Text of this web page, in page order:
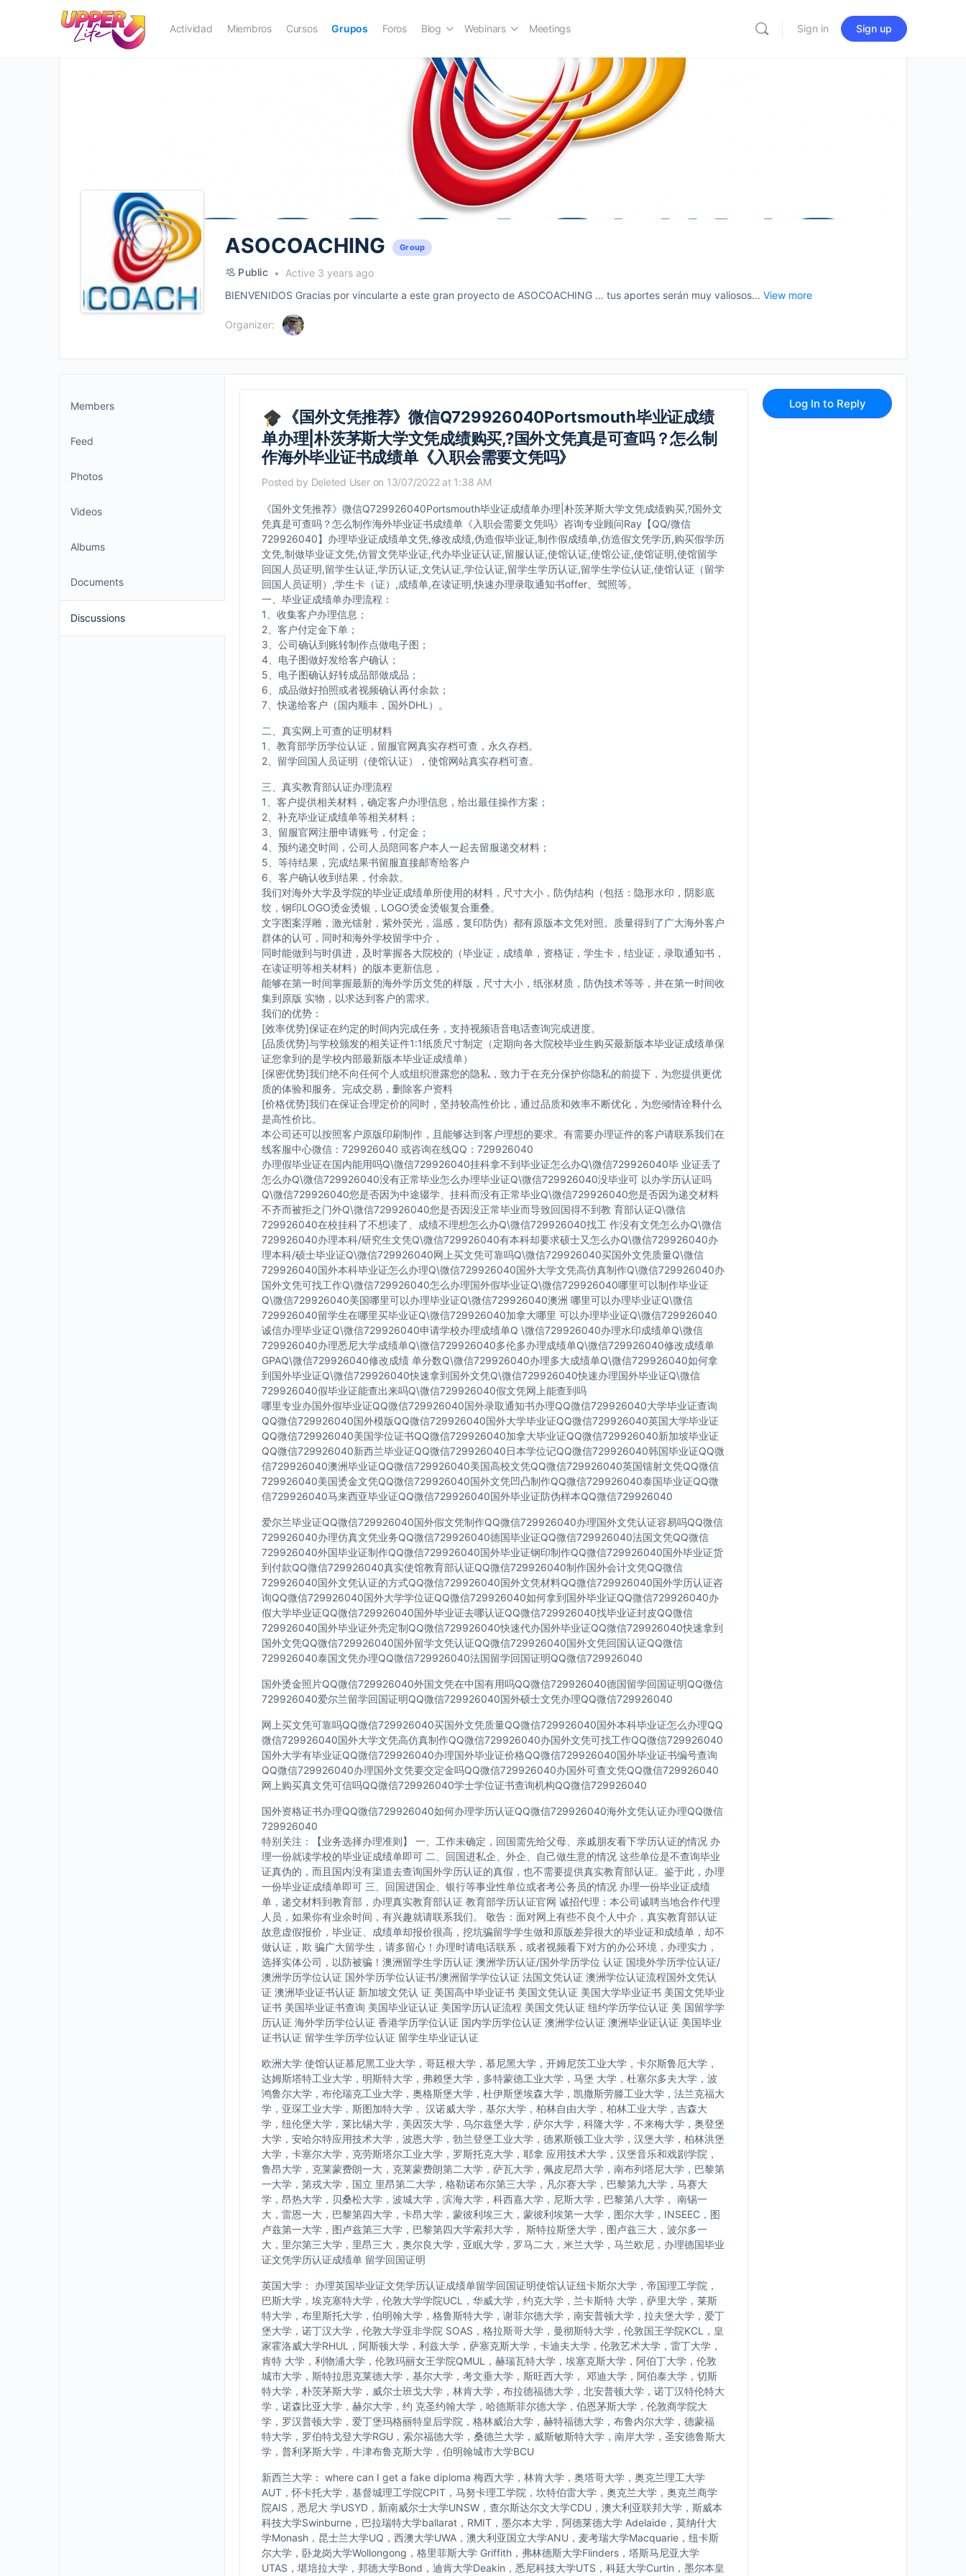
Actividad Miembros Cursos Grupos Foros Blog Webinars Meetings Sign in Sign up
ASOCOACHING Group
Public
Active 3 years ago
BIENVENIDOS Gracias por vincularte a este gran proyecto de ASOCOACHING … tus aportes serán muy valiosos... View more
Organizer:
Members
Feed
Photos
Videos
Albums
Documents
Discussions
《国外文凭推荐》微信Q729926040Portsmouth毕业证成绩
单办理|朴茨茅斯大学文凭成绩购买,?国外文凭真是可查吗？怎么制
作海外毕业证书成绩单《入职会需要文凭吗》
Posted by Deleted User on 13/07/2022 at 1:38 AM
《国外文凭推荐》微信Q729926040Portsmouth毕业证成绩单办理|朴茨茅斯大学文凭成绩购买,?国外文
凭真是可查吗？怎么制作海外毕业证书成绩单《入职会需要文凭吗》咨询专业顾问Ray【QQ/微信
729926040】办理毕业证成绩单文凭,修改成绩,伪造假毕业证,制作假成绩单,仿造假文凭学历,购买假学历
文凭,制做毕业证文凭,仿冒文凭毕业证,代办毕业证认证,留服认证,使馆认证,使馆公证,使馆证明,使馆留学
回国人员证明,留学生认证,学历认证,文凭认证,学位认证,留学生学历认证,留学生学位认证,使馆认证（留学
回国人员证明）,学生卡（证）,成绩单,在读证明,快速办理录取通知书offer、驾照等。
一、毕业证成绩单办理流程：
1、收集客户办理信息；
2、客户付定金下单；
3、公司确认到账转制作点做电子图；
4、电子图做好发给客户确认；
5、电子图确认好转成品部做成品；
6、成品做好拍照或者视频确认再付余款；
7、快递给客户（国内顺丰，国外DHL）。
二、真实网上可查的证明材料
1、教育部学历学位认证，留服官网真实存档可查，永久存档。
2、留学回国人员证明（使馆认证），使馆网站真实存档可查。
三、真实教育部认证办理流程
1、客户提供相关材料，确定客户办理信息，给出最佳操作方案；
2、补充毕业证成绩单等相关材料；
3、留服官网注册申请账号，付定金；
4、预约递交时间，公司人员陪同客户本人一起去留服递交材料；
5、等待结果，完成结果书留服直接邮寄给客户
6、客户确认收到结果，付余款。
我们对海外大学及学院的毕业证成绩单所使用的材料，尺寸大小，防伪结构（包括：隐形水印，阴影底
纹，钢印LOGO烫金烫银，LOGO烫金烫银复合重叠。
文字图案浮雕，激光镭射，紫外荧光，温感，复印防伪）都有原版本文凭对照。质量得到了广大海外客户
群体的认可，同时和海外学校留学中介，
同时能做到与时俱进，及时掌握各大院校的（毕业证，成绩单，资格证，学生卡，结业证，录取通知书，
在读证明等相关材料）的版本更新信息，
能够在第一时间掌握最新的海外学历文凭的样版，尺寸大小，纸张材质，防伪技术等等，并在第一时间收
集到原版 实物，以求达到客户的需求。
我们的优势：
[效率优势]保证在约定的时间内完成任务，支持视频语音电话查询完成进度。
[品质优势]与学校颁发的相关证件1:1纸质尺寸制定（定期向各大院校毕业生购买最新版本毕业证成绩单保
证您拿到的是学校内部最新版本毕业证成绩单）
[保密优势]我们绝不向任何个人或组织泄露您的隐私，致力于在充分保护你隐私的前提下，为您提供更优
质的体验和服务。完成交易，删除客户资料
[价格优势]我们在保证合理定价的同时，坚持较高性价比，通过品质和效率不断优化，为您倾情诠释什么
是高性价比。
本公司还可以按照客户原版印刷制作，且能够达到客户理想的要求。有需要办理证件的客户请联系我们在
线客服中心微信：729926040 或咨询在线QQ：729926040
办理假毕业证在国内能用吗Q\微信729926040挂科拿不到毕业证怎么办Q\微信729926040毕 业证丢了
怎么办Q\微信729926040没有正常毕业怎么办理毕业证Q\微信729926040没毕业可 以办学历认证吗
Q\微信729926040您是否因为中途辍学、挂科而没有正常毕业Q\微信729926040您是否因为递交材料
不齐而被拒之门外Q\微信729926040您是否因没正常毕业而导致回国得不到教 育部认证Q\微信
729926040在校挂科了不想读了、成绩不理想怎么办Q\微信729926040找工 作没有文凭怎么办Q\微信
729926040办理本科/研究生文凭Q\微信729926040有本科却要求硕士又怎么办Q\微信729926040办
理本科/硕士毕业证Q\微信729926040网上买文凭可靠吗Q\微信729926040买国外文凭质量Q\微信
729926040国外本科毕业证怎么办理Q\微信729926040国外大学文凭高仿真制作Q\微信729926040办
国外文凭可找工作Q\微信729926040怎么办理国外假毕业证Q\微信729926040哪里可以制作毕业证
Q\微信729926040美国哪里可以办理毕业证Q\微信729926040澳洲 哪里可以办理毕业证Q\微信
729926040留学生在哪里买毕业证Q\微信729926040加拿大哪里 可以办理毕业证Q\微信729926040
诚信办理毕业证Q\微信729926040申请学校办理成绩单Q \微信729926040办理水印成绩单Q\微信
729926040办理悉尼大学成绩单Q\微信729926040多伦多办理成绩单Q\微信729926040修改成绩单
GPAQ\微信729926040修改成绩 单分数Q\微信729926040办理多大成绩单Q\微信729926040如何拿
到国外毕业证Q\微信729926040快速拿到国外文凭Q\微信729926040快速办理国外毕业证Q\微信
729926040假毕业证能查出来吗Q\微信729926040假文凭网上能查到吗
哪里专业办国外假毕业证QQ微信729926040国外录取通知书办理QQ微信729926040大学毕业证查询
QQ微信729926040国外模版QQ微信729926040国外大学毕业证QQ微信729926040英国大学毕业证
QQ微信729926040美国学位证书QQ微信729926040加拿大毕业证QQ微信729926040新加坡毕业证
QQ微信729926040新西兰毕业证QQ微信729926040日本学位记QQ微信729926040韩国毕业证QQ微
信729926040澳洲毕业证QQ微信729926040美国高校文凭QQ微信729926040英国镭射文凭QQ微信
729926040美国烫金文凭QQ微信729926040国外文凭凹凸制作QQ微信729926040泰国毕业证QQ微
信729926040马来西亚毕业证QQ微信729926040国外毕业证防伪样本QQ微信729926040
爱尔兰毕业证QQ微信729926040国外假文凭制作QQ微信729926040办理国外文凭认证容易吗QQ微信
729926040办理仿真文凭业务QQ微信729926040德国毕业证QQ微信729926040法国文凭QQ微信
729926040外国毕业证制作QQ微信729926040国外毕业证钢印制作QQ微信729926040国外毕业证货
到付款QQ微信729926040真实使馆教育部认证QQ微信729926040制作国外会计文凭QQ微信
729926040国外文凭认证的方式QQ微信729926040国外文凭材料QQ微信729926040国外学历认证咨
询QQ微信729926040国外大学学位证QQ微信729926040如何拿到国外毕业证QQ微信729926040办
假大学毕业证QQ微信729926040国外毕业证去哪认证QQ微信729926040找毕业证封皮QQ微信
729926040国外毕业证外壳定制QQ微信729926040快速代办国外毕业证QQ微信729926040快速拿到
国外文凭QQ微信729926040国外留学文凭认证QQ微信729926040国外文凭回国认证QQ微信
729926040泰国文凭办理QQ微信729926040法国留学回国证明QQ微信729926040
国外烫金照片QQ微信729926040外国文凭在中国有用吗QQ微信729926040德国留学回国证明QQ微信
729926040爱尔兰留学回国证明QQ微信729926040国外硕士文凭办理QQ微信729926040
网上买文凭可靠吗QQ微信729926040买国外文凭质量QQ微信729926040国外本科毕业证怎么办理QQ
微信729926040国外大学文凭高仿真制作QQ微信729926040办国外文凭可找工作QQ微信729926040
国外大学有毕业证QQ微信729926040办理国外毕业证价格QQ微信729926040国外毕业证书编号查询
QQ微信729926040办理国外文凭要交定金吗QQ微信729926040办国外可查文凭QQ微信729926040
网上购买真文凭可信吗QQ微信729926040学士学位证书查询机构QQ微信729926040
国外资格证书办理QQ微信729926040如何办理学历认证QQ微信729926040海外文凭认证办理QQ微信
729926040
特别关注：【业务选择办理准则】 一、工作未确定，回国需先给父母、亲戚朋友看下学历认证的情况 办
理一份就读学校的毕业证成绩单即可 二、回国进私企、外企、自己做生意的情况 这些单位是不查询毕业
证真伪的，而且国内没有渠道去查询国外学历认证的真假，也不需要提供真实教育部认证。鉴于此，办理
一份毕业证成绩单即可 三、回国进国企、银行等事业性单位或者考公务员的情况 办理一份毕业证成绩
单，递交材料到教育部，办理真实教育部认证 教育部学历认证官网 诚招代理：本公司诚聘当地合作代理
人员，如果你有业余时间，有兴趣就请联系我们。 敬告：面对网上有些不良个人中介，真实教育部认证
故意虚假报价，毕业证、成绩单却报价很高，挖坑骗留学学生做和原版差异很大的毕业证和成绩单，却不
做认证，欺 骗广大留学生，请多留心！办理时请电话联系，或者视频看下对方的办公环境，办理实力，
选择实体公司，以防被骗！澳洲留学生学历认证 澳洲学历认证/国外学历学位 认证 国境外学历学位认证/
澳洲学历学位认证 国外学历学位认证书/澳洲留学学位认证 法国文凭认证 澳洲学位认证流程国外文凭认
证 澳洲毕业证书认证 新加坡文凭认 证 美国高中毕业证书 美国文凭认证 美国大学毕业证书 美国文凭毕业
证书 美国毕业证书查询 美国毕业证认证 美国学历认证流程 美国文凭认证 纽约学历学位认证 美 国留学学
历认证 海外学历学位认证 香港学历学位认证 国内学历学位认证 澳洲学位认证 澳洲毕业证认证 美国毕业
证书认证 留学生学历学位认证 留学生毕业证认证
欧洲大学 使馆认证慕尼黑工业大学，哥廷根大学，慕尼黑大学，开姆尼茨工业大学，卡尔斯鲁厄大学，
达姆斯塔特工业大学，明斯特大学，弗赖堡大学，多特蒙德工业大学，马堡 大学，杜塞尔多夫大学，波
鸿鲁尔大学，布伦瑞克工业大学，奥格斯堡大学，杜伊斯堡埃森大学，凯撒斯劳滕工业大学，法兰克福大
学，亚琛工业大学，斯图加特大学， 汉诺威大学，基尔大学，柏林自由大学，柏林工业大学，吉森大
学，纽伦堡大学，莱比锡大学，美因茨大学，乌尔兹堡大学，萨尔大学，科隆大学，不来梅大学，奥登堡
大学，安哈尔特应用技术大学，波恩大学，勃兰登堡工业大学，德累斯顿工业大学，汉堡大学，柏林洪堡
大学，卡塞尔大学，克劳斯塔尔工业大学，罗斯托克大学，耶拿 应用技术大学，汉堡音乐和戏剧学院，
鲁昂大学，克莱蒙费朗一大，克莱蒙费朗第二大学，萨瓦大学，佩皮尼昂大学，南布列塔尼大学，巴黎第
一大学，第戎大学，国立 里昂第二大学，格勒诺布尔第三大学，凡尔赛大学，巴黎第九大学，马赛大
学，昂热大学，贝桑松大学，波城大学，滨海大学，科西嘉大学，尼斯大学，巴黎第八大学， 南锡一
大，雷恩一大，巴黎第四大学，卡昂大学，蒙彼利埃三大，蒙彼利埃第一大学，图尔大学，INSEEC，图
卢兹第一大学，图卢兹第三大学，巴黎第四大学索邦大学， 斯特拉斯堡大学，图卢兹三大，波尔多一
大，里尔第三大学，里昂三大，奥尔良大学，亚眠大学，罗马二大，米兰大学，马兰欧尼，办理德国毕业
证文凭学历认证成绩单 留学回国证明
英国大学： 办理英国毕业证文凭学历认证成绩单留学回国证明使馆认证纽卡斯尔大学，帝国理工学院，
巴斯大学，埃克塞特大学，伦敦大学学院UCL，华威大学，约克大学，兰卡斯特 大学，萨里大学，莱斯
特大学，布里斯托大学，伯明翰大学，格鲁斯特大学，谢菲尔德大学，南安普顿大学，拉夫堡大学，爱丁
堡大学，诺丁汉大学，伦敦大学亚非学院 SOAS，格拉斯哥大学，曼彻斯特大学，伦敦国王学院KCL，皇
家霍洛威大学RHUL，阿斯顿大学，利兹大学，萨塞克斯大学，卡迪夫大学，伦敦艺术大学，雷丁大学，
肯特 大学，利物浦大学，伦敦玛丽女王学院QMUL，赫瑞瓦特大学，埃塞克斯大学，阿伯丁大学，伦敦
城市大学，斯特拉思克莱德大学，基尔大学，考文垂大学，斯旺西大学， 邓迪大学，阿伯泰大学，切斯
特大学，朴茨茅斯大学，威尔士班戈大学，林肯大学，布拉德福德大学，北安普顿大学，诺丁汉特伦特大
学，诺森比亚大学，赫尔大学，约 克圣约翰大学，哈德斯菲尔德大学，伯恩茅斯大学，伦敦商学院大
学，罗汉普顿大学，爱丁堡玛格丽特皇后学院，格林威治大学，赫特福德大学，布鲁内尔大学，德蒙福
特大学，罗伯特戈登大学RGU，索尔福德大学，桑德兰大学，威斯敏斯特大学，南岸大学，圣安德鲁斯大
学，普利茅斯大学，牛津布鲁克斯大学，伯明翰城市大学BCU
新西兰大学： where can I get a fake diploma 梅西大学，林肯大学，奥塔哥大学，奥克兰理工大学
AUT，怀卡托大学，基督城理工学院CPIT，马努卡理工学院，坎特伯雷大学，奥克兰大学，奥克兰商学
院AIS，悉尼大 学USYD，新南威尔士大学UNSW，查尔斯达尔文大学CDU，澳大利亚联邦大学，斯威本
科技大学Swinburne，巴拉瑞特大学ballarat，RMIT，墨尔本大学，阿德莱德大学 Adelaide，莫纳什大
学Monash，昆士兰大学UQ，西澳大学UWA，澳大利亚国立大学ANU，麦考瑞大学Macquarie，纽卡斯
尔大学，卧龙岗大学Wollongong，格里菲斯大学 Griffith，弗林德斯大学Flinders，塔斯马尼亚大学
UTAS，堪培拉大学，邦德大学Bond，迪肯大学Deakin，悉尼科技大学UTS，科廷大学Curtin，墨尔本皇
Log In to Reply